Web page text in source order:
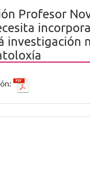
Profesor
investigación